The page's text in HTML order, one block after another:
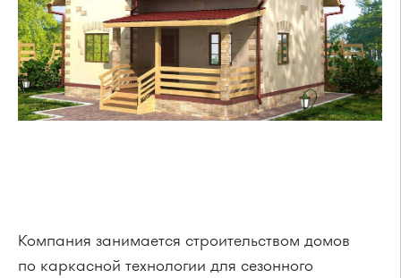
Компания занимается строительством домов
по каркасной технологии для сезонного